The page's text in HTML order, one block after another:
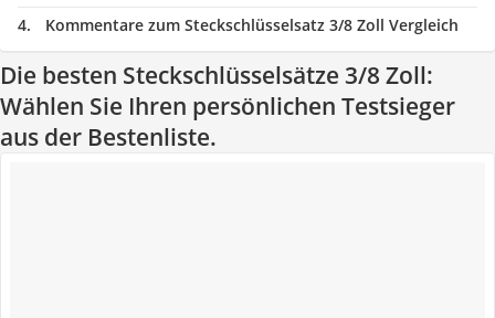
Kommentare zum Steckschlüsselsatz 3/8 Zoll Vergleich
Die besten Steckschlüsselsätze 3/8 Zoll:
Wählen Sie Ihren persönlichen Testsieger
aus der Bestenliste.